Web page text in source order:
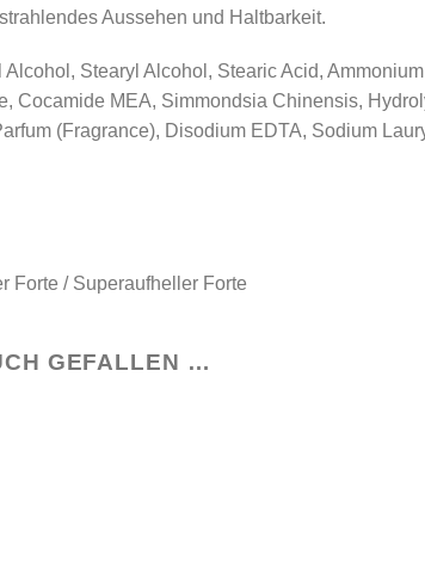
Aussehen und Haltbarkeit.
Alcohol, Stearyl Alcohol, Stearic Acid,
Cocamide MEA, Simmondsia Chinensis,
(Fragrance), Disodium EDTA, Sodium
Forte / Superaufheller Forte
GEFALLEN …